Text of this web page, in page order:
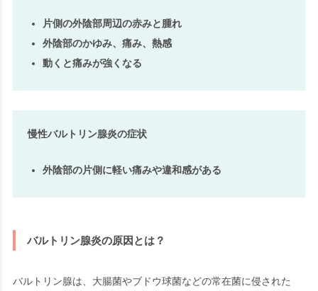
片側の外陰部周辺の赤みと腫れ
外陰部のかゆみ、痛み、熱感
動くと痛みが強くなる
慢性バルトリン腺炎の症状
外陰部の片側に軽い痛みや違和感がある
バルトリン腺炎の原因とは？
バルトリン腺は、大腸菌やブドウ球菌などの常在菌に侵された